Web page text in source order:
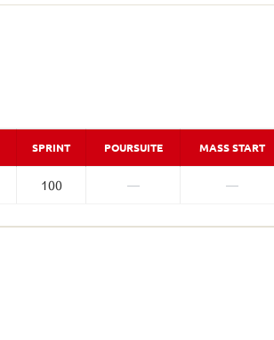
SPRINT POURSUITE MASS START
100 — —